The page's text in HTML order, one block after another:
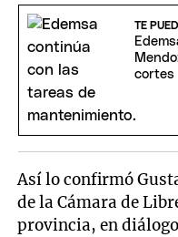
TE
cortes
Así lo confirmó
de la Cámara de
provincia, en